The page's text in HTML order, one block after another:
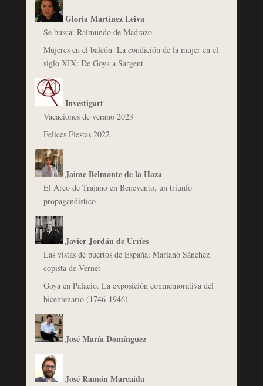
Gloria Martínez Leiva
Se busca: Raimundo de Madrazo
Mujeres en el balcón. La condición de la mujer en el
siglo XIX: De Goya a Sargent
Investigart
Vacaciones de verano 2023
Felices Fiestas 2022
Jaime Belmonte de la Haza
El Arco de Trajano en Benevento, un triunfo
propagandístico
Javier Jordán de Urríes
Las vistas de puertos de España: Mariano Sánchez
copista de Vernet
Goya en Palacio. La exposición conmemorativa del
bicentenario (1746-1946)
José María Domínguez
José Ramón Marcaida